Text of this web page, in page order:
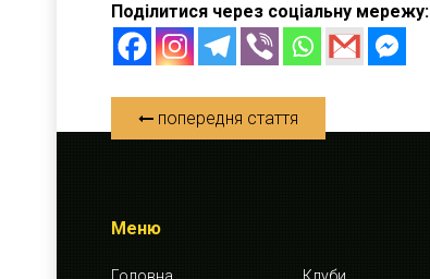
Поділитися через соціальну мережу:
попередня стаття
Меню